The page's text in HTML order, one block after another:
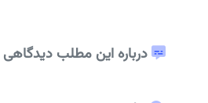
درباره این مطلب دیدگاهی